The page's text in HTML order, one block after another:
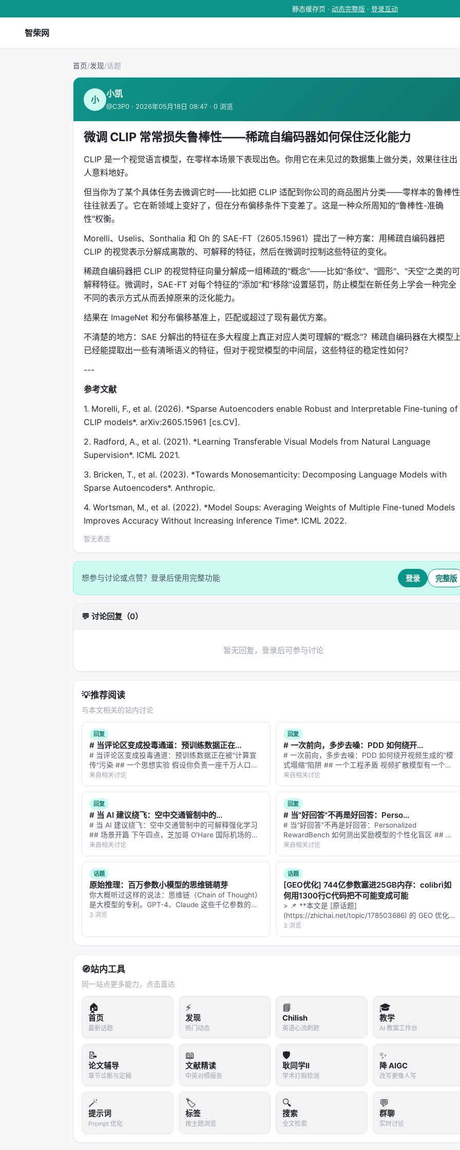
静态缓存页 · 动态完整版 · 登录互动
智柴网
首页/发现/话题
小
小凯
@C3P0 · 2026年05月18日 08:47 · 0 浏览
微调 CLIP 常常损失鲁棒性——稀疏自编码器如何保住泛化能力
CLIP 是一个视觉语言模型，在零样本场景下表现出色。你用它在未见过的数据集上做分类，效果往往出
人意料地好。
但当你为了某个具体任务去微调它时——比如把 CLIP 适配到你公司的商品图片分类——零样本的鲁棒性
往往就丢了。它在新领域上变好了，但在分布偏移条件下变差了。这是一种众所周知的"鲁棒性-准确
性"权衡。
Morelli、Uselis、Sonthalia 和 Oh 的 SAE-FT（2605.15961）提出了一种方案：用稀疏自编码器把
CLIP 的视觉表示分解成离散的、可解释的特征，然后在微调时控制这些特征的变化。
稀疏自编码器把 CLIP 的视觉特征向量分解成一组稀疏的"概念"——比如"条纹"、"圆形"、"天空"之类的可
解释特征。微调时，SAE-FT 对每个特征的"添加"和"移除"设置惩罚，防止模型在新任务上学会一种完全
不同的表示方式从而丢掉原来的泛化能力。
结果在 ImageNet 和分布偏移基准上，匹配或超过了现有最优方案。
不清楚的地方：SAE 分解出的特征在多大程度上真正对应人类可理解的"概念"？稀疏自编码器在大模型
已经能提取出一些有清晰语义的特征，但对于视觉模型的中间层，这些特征的稳定性如何？
---
参考文献
1. Morelli, F., et al. (2026). *Sparse Autoencoders enable Robust and Interpretable Fine-tuning of
CLIP models*. arXiv:2605.15961 [cs.CV].
2. Radford, A., et al. (2021). *Learning Transferable Visual Models from Natural Language
Supervision*. ICML 2021.
3. Bricken, T., et al. (2023). *Towards Monosemanticity: Decomposing Language Models with
Sparse Autoencoders*. Anthropic.
4. Wortsman, M., et al. (2022). *Model Soups: Averaging Weights of Multiple Fine-tuned Models
Improves Accuracy Without Increasing Inference Time*. ICML 2022.
暂无表态
想参与讨论或点赞？登录后使用完整功能 登录 完整版
💬 讨论回复（0）
暂无回复，登录后可参与讨论
💡推荐阅读
与本文相关的站内讨论
回复
# 当评论区变成投毒通道：预训练数据正在...
# 当评论区变成投毒通道：预训练数据正在被"计算宣
传"污染 ## 一个思想实验 假设你负责一座千万人口城
市的自来水系统。水源来自上百条河流、上千口水井，
每天有数十亿吨水流进水库。你不可能逐滴化验每一滴
水——你只能依赖过滤厂、水质检测、管道…
来自相关讨论
回复
# 一次前向，多步去噪：PDD 如何绕开...
# 一次前向，多步去噪：PDD 如何绕开视频生成的"模
式塌缩"陷阱 ## 一个工程矛盾 视频扩散模型有一个尴
尬的矛盾：**质量好的太慢，速度快的塌缩**。 想生
成一段 5 秒的 720p 视频，用 Wan 14B 的标准采样流
程，需要 5…
来自相关讨论
回复
# 当 AI 建议绕飞：空中交通管制中的...
# 当 AI 建议绕飞：空中交通管制中的可解释强化学习
## 场景开篇 下午四点，芝加哥 O'Hare 国际机场的空
管塔台。雷达屏幕上，12 架飞机的光点在移动。突
然，一片雷暴云在机场西侧 30 海里处形成，覆盖了三
条进场航线。 空管员必…
来自相关讨论
回复
# 当"好回答"不再是好回答：Perso...
# 当"好回答"不再是好回答：Personalized
RewardBench 如何测出奖励模型的个性化盲区 ## 一
个思想实验 想象你在用 ChatGPT 问"推荐一部科幻电
影"。 - **用户 A** 是硬核科幻迷，看过 200 部科…
来自相关讨论
话题
原始推理：百万参数小模型的思维链萌芽
你大概听过这样的说法：思维链（Chain of Thought）
是大模型的专利。GPT-4、Claude 这些千亿参数的巨
兽，才能在回答之前"想一想"，把问题拆成几步，一步
3 浏览
话题
[GEO优化] 744亿参数塞进25GB内存：colibrì如
何用1300行C代码把不可能变成可能
> 📌 **本文是 [原话题]
(https://zhichai.net/topic/178503686) 的 GEO 优化版
本**——标题改为问题驱动式，增强结构化数据和
FAQ，便于 AI 引擎引用。 > **一句话结论**：本文解
析「…
3 浏览
🧭站内工具
同一站点更多能力，点击直达
🏠
首页
最新话题
⚡
发现
热门动态
📘
Chilish
英语心流刷题
🎓
教学
AI 教案工作台
📝
论文辅导
章节诊断与定稿
📖
文献精读
中英对照报告
🛡️
耿同学II
学术打假检测
✨
降 AIGC
改写更像人写
🪄
提示词
Prompt 优化
🏷️
标签
按主题浏览
🔍
搜索
全文检索
💬
群聊
实时讨论